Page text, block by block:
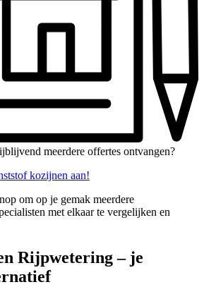
meerdere offertes ontvangen?
kozijnen aan!
om op je gemak meerdere
met elkaar te vergelijken en
Rijpwetering – je